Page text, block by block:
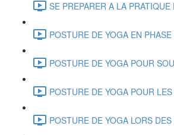
SE PREPARER A LA
POSTURE DE YOGA EN
POSTURE DE YOGA POUR
POSTURE DE YOGA POUR
POSTURE DE YOGA LORS